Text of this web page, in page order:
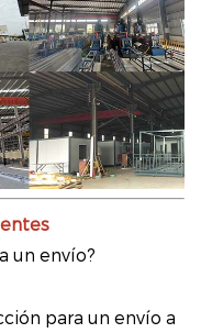
un envío?
para un envío a